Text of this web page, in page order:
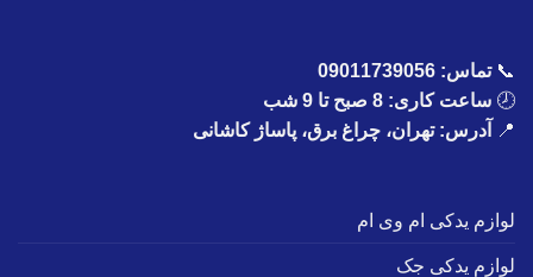
📞تماس: 09011739056
🕗 ساعت کاری: 8 صبح تا 9 شب
📍
آدرس: تهران، چراغ برق، پاساژ کاشانی
لوازم یدکی ام وی ام
لوازم یدکی جک